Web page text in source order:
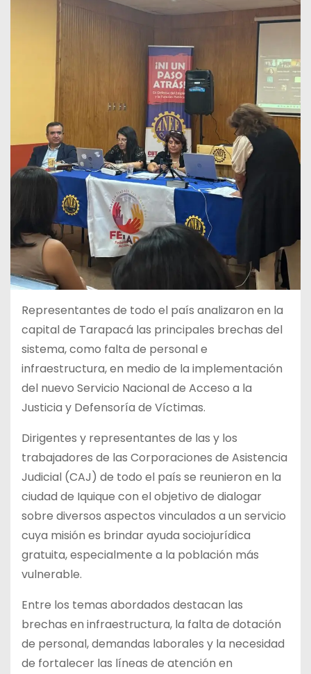
Representantes de todo el país analizaron en la
capital de Tarapacá las principales brechas del
sistema, como falta de personal e
infraestructura, en medio de la implementación
del nuevo Servicio Nacional de Acceso a la
Justicia y Defensoría de Víctimas.
Dirigentes y representantes de las y los
trabajadores de las Corporaciones de Asistencia
Judicial (CAJ) de todo el país se reunieron en la
ciudad de Iquique con el objetivo de dialogar
sobre diversos aspectos vinculados a un servicio
cuya misión es brindar ayuda sociojurídica
gratuita, especialmente a la población más
vulnerable.
Entre los temas abordados destacan las
brechas en infraestructura, la falta de dotación
de personal, demandas laborales y la necesidad
de fortalecer las líneas de atención en